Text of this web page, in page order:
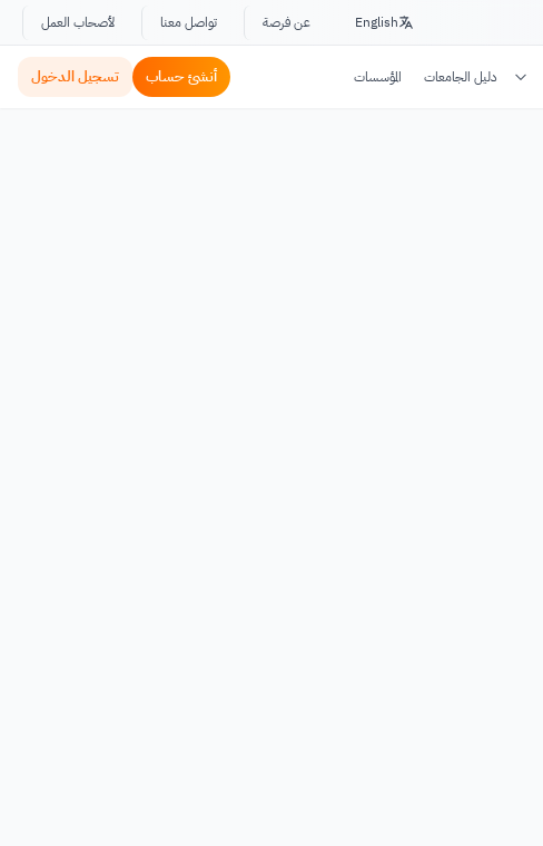
English عن فرصة تواصل معنا لأصحاب العمل
دليل الجامعات المؤسسات أنشئ حساب تسجيل الدخول